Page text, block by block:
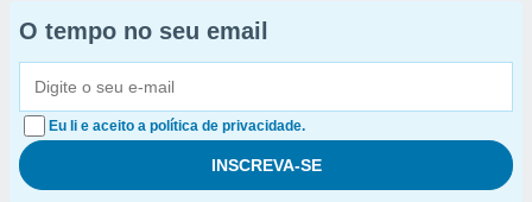
O tempo no seu email
Eu li e aceito a política de privacidade.